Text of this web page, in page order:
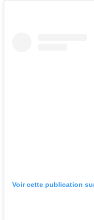
Voir cette publication